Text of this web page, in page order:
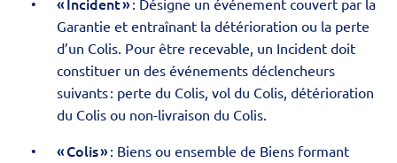
: Désigne un événement couvert par la
Garantie et entraînant la détérioration ou la perte
d’un Colis. Pour être recevable, un Incident doit
constituer un des événements déclencheurs
suivants : perte du Colis, vol du Colis, détérioration
du Colis ou non-livraison du Colis.
« Colis »: Biens ou ensemble de Biens formant